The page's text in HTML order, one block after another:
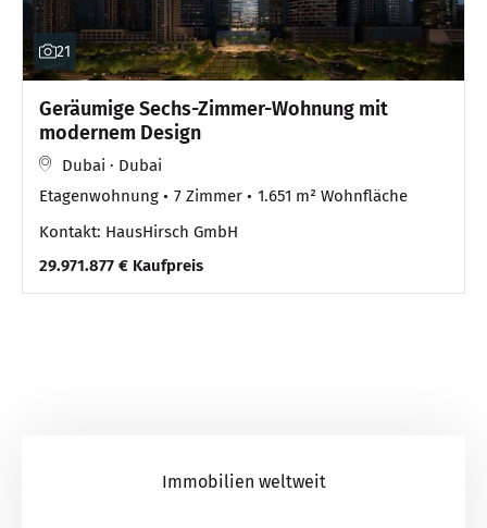
21
Geräumige Sechs-Zimmer-Wohnung mit
modernem Design
Dubai · Dubai
Etagenwohnung
7 Zimmer
1.651 m² Wohnfläche
Kontakt: HausHirsch GmbH
29.971.877 € Kaufpreis
Immobilien weltweit